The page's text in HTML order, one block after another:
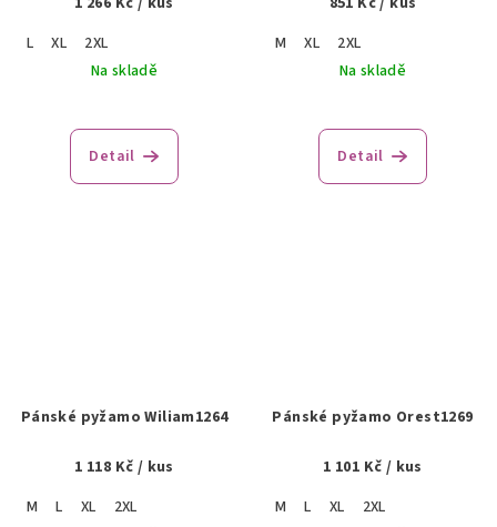
L
XL
2XL
Na skladě
Detail
M
XL
2XL
Na skladě
Detail
Pánské pyžamo Wiliam1264
1 118 Kč / kus
M
L XL
2XL
Pánské pyžamo Orest1269
1 101 Kč / kus
M
L XL
2XL